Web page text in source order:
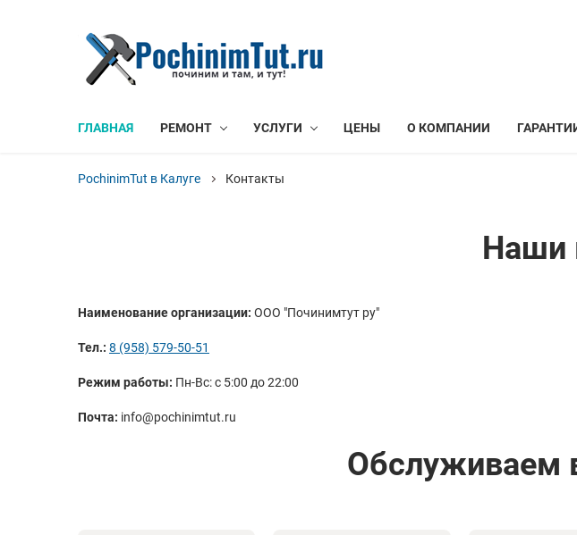
ГЛАВНАЯ РЕМОНТ УСЛУГИ ЦЕНЫ О КОМПАНИИ
PochinimTut в Калуге Контакты
Наши
Наименование организации: ООО "Починимтут ру"
Тел.: 8 (958) 579-50-51
Режим работы: Пн-Вс: с 5:00 до 22:00
Почта: info@pochinimtut.ru
Обслуживаем